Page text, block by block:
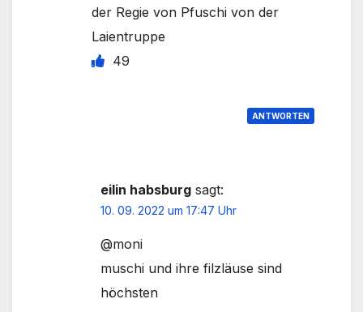
der Regie von Pfuschi von der
Laientruppe
49
ANTWORTEN
eilin habsburg sagt:
10. 09. 2022 um 17:47 Uhr
@moni
muschi und ihre filzläuse sind
höchsten